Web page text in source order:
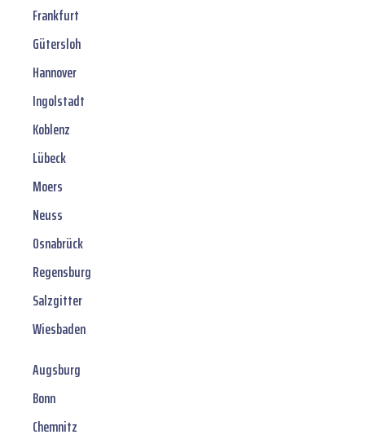
Frankfurt
Gütersloh
Hannover
Ingolstadt
Koblenz
Lübeck
Moers
Neuss
Osnabrück
Regensburg
Salzgitter
Wiesbaden
Augsburg
Bonn
Chemnitz